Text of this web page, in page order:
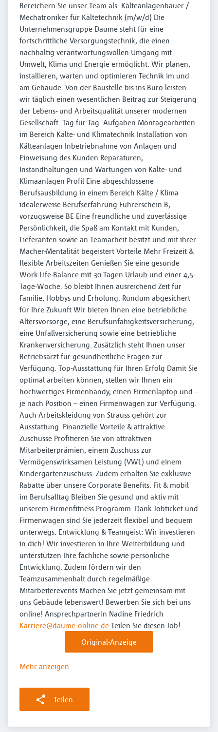
Bereichern Sie unser Team als: Kälteanlagenbauer /
Mechatroniker für Kältetechnik (m/w/d) Die
Unternehmensgruppe Daume steht für eine
fortschrittliche Versorgungstechnik, die einen
nachhaltig verantwortungsvollen Umgang mit
Umwelt, Klima und Energie ermöglicht. Wir planen,
installieren, warten und optimieren Technik im und
am Gebäude. Von der Baustelle bis ins Büro leisten
wir täglich einen wesentlichen Beitrag zur Steigerung
der Lebens- und Arbeitsqualität unserer modernen
Gesellschaft. Tag für Tag. Aufgaben Montagearbeiten
im Bereich Kälte- und Klimatechnik Installation von
Kälteanlagen Inbetriebnahme von Anlagen und
Einweisung des Kunden Reparaturen,
Instandhaltungen und Wartungen von Kälte- und
Klimaanlagen Profil Eine abgeschlossene
Berufsausbildung in einem Bereich Kälte / Klima
idealerweise Berufserfahrung Führerschein B,
vorzugsweise BE Eine freundliche und zuverlässige
Persönlichkeit, die Spaß am Kontakt mit Kunden,
Lieferanten sowie an Teamarbeit besitzt und mit ihrer
Macher-Mentalität begeistert Vorteile Mehr Freizeit &
flexible Arbeitszeiten Genießen Sie eine gesunde
Work-Life-Balance mit 30 Tagen Urlaub und einer 4,5-
Tage-Woche. So bleibt Ihnen ausreichend Zeit für
Familie, Hobbys und Erholung. Rundum abgesichert
für Ihre Zukunft Wir bieten Ihnen eine betriebliche
Altersvorsorge, eine Berufsunfähigkeitsversicherung,
eine Unfallversicherung sowie eine betriebliche
Krankenversicherung. Zusätzlich steht Ihnen unser
Betriebsarzt für gesundheitliche Fragen zur
Verfügung. Top-Ausstattung für Ihren Erfolg Damit Sie
optimal arbeiten können, stellen wir Ihnen ein
hochwertiges Firmenhandy, einen Firmenlaptop und –
je nach Position – einen Firmenwagen zur Verfügung.
Auch Arbeitskleidung von Strauss gehört zur
Ausstattung. Finanzielle Vorteile & attraktive
Zuschüsse Profitieren Sie von attraktiven
Mitarbeiterprämien, einem Zuschuss zur
Vermögenswirksamen Leistung (VWL) und einem
Kindergartenzuschuss. Zudem erhalten Sie exklusive
Rabatte über unsere Corporate Benefits. Fit & mobil
im Berufsalltag Bleiben Sie gesund und aktiv mit
unserem Firmenfitness-Programm. Dank Jobticket und
Firmenwagen sind Sie jederzeit flexibel und bequem
unterwegs. Entwicklung & Teamgeist: Wir investieren
in dich! Wir investieren in Ihre Weiterbildung und
unterstützen Ihre fachliche sowie persönliche
Entwicklung. Zudem fördern wir den
Teamzusammenhalt durch regelmäßige
Mitarbeiterevents Machen Sie jetzt gemeinsam mit
uns Gebäude lebenswert! Bewerben Sie sich bei uns
online! Ansprechpartnerin Nadine Friedrich
Karriere@daume-online.de Teilen Sie diesen Job!
Original-Anzeige
Mehr anzeigen
Teilen